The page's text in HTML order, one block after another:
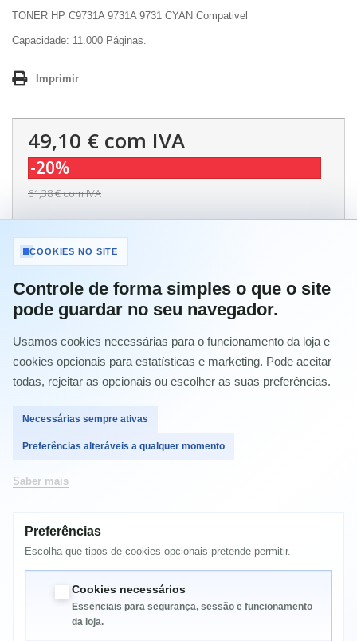
TONER HP C9731A 9731A 9731 CYAN Compativel
Capacidade: 11.000 Páginas.
Imprimir
49,10 € com IVA
-20%
61,38 €com IVA
Quantidade
MAIS INFORMAÇÃO
HP Color LaserJet 5500,5500 N,5500 DN, 5500 DTN,5500
Compatível com HP Color LaserJet 5500, 5500DN, 5500DTN,
5500HDN, 5500N, 5550, 5550DN, 5550DTN, 5550HDN, 5550N,
COOKIES NO SITE
Controle de forma simples o que o site
pode guardar no seu navegador.
Usamos cookies necessárias para o funcionamento da loja e
cookies opcionais para estatísticas e marketing. Pode aceitar
todas, rejeitar as opcionais ou escolher as suas preferências.
Necessárias sempre ativas
Preferências alteráveis a qualquer momento
Saber mais
Preferências
Escolha que tipos de cookies opcionais pretende permitir.
Cookies necessários
Essenciais para segurança, sessão e funcionamento
da loja.